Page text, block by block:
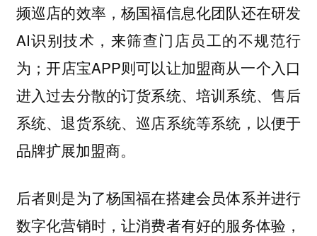
频巡店的效率，杨国福信息化团队还在研发
AI识别技术，来筛查门店员工的不规范行
为；开店宝APP则可以让加盟商从一个入口
进入过去分散的订货系统、培训系统、售后
系统、退货系统、巡店系统等系统，以便于
品牌扩展加盟商。
后者则是为了杨国福在搭建会员体系并进行
数字化营销时，让消费者有好的服务体验，